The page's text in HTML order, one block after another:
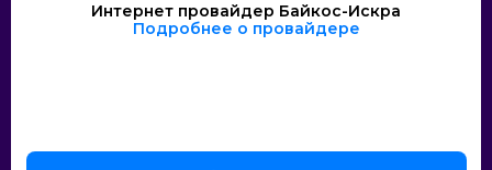
Интернет провайдер Байкос-Искра
Подробнее о провайдере